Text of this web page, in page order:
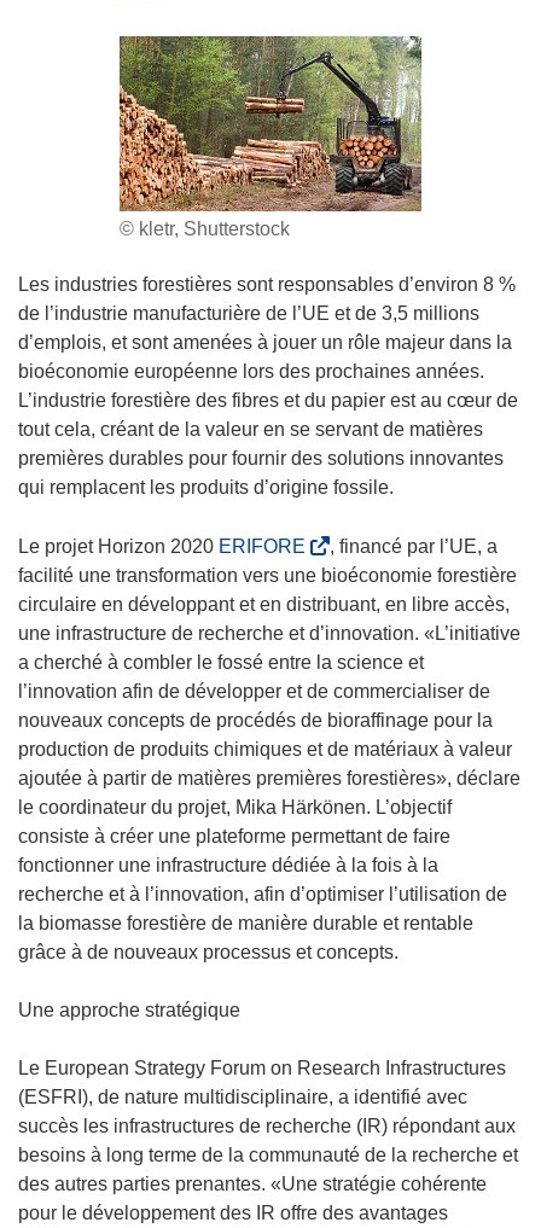
© kletr, Shutterstock
Les industries forestières sont responsables d’environ 8 %
de l’industrie manufacturière de l’UE et de 3,5 millions
d’emplois, et sont amenées à jouer un rôle majeur dans la
bioéconomie européenne lors des prochaines années.
L’industrie forestière des fibres et du papier est au cœur de
tout cela, créant de la valeur en se servant de matières
premières durables pour fournir des solutions innovantes
qui remplacent les produits d’origine fossile.
Le projet Horizon 2020 ERIFORE
s
’
o
u
v
r
e
d
a
n
s
u
n
e
v
e
l
l
e
f
, financé par l’UE, a
facilité une transformation vers une bioéconomie forestière
circulaire en développant et en distribuant, en libre accès,
une infrastructure de recherche et d’innovation. «L’initiative
a cherché à combler le fossé entre la science et
l’innovation afin de développer et de commercialiser de
nouveaux concepts de procédés de bioraffinage pour la
production de produits chimiques et de matériaux à valeur
ajoutée à partir de matières premières forestières», déclare
le coordinateur du projet, Mika Härkönen. L’objectif
consiste à créer une plateforme permettant de faire
fonctionner une infrastructure dédiée à la fois à la
recherche et à l’innovation, afin d’optimiser l’utilisation de
la biomasse forestière de manière durable et rentable
grâce à de nouveaux processus et concepts.
Une approche stratégique
Le European Strategy Forum on Research Infrastructures
(ESFRI), de nature multidisciplinaire, a identifié avec
succès les infrastructures de recherche (IR) répondant aux
besoins à long terme de la communauté de la recherche et
des autres parties prenantes. «Une stratégie cohérente
pour le développement des IR offre des avantages